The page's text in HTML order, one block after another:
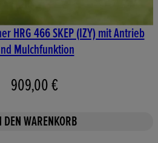
HRG 466 SKEP (IZY) mit Antrieb
Mulchfunktion
909,00 €
DEN WARENKORB